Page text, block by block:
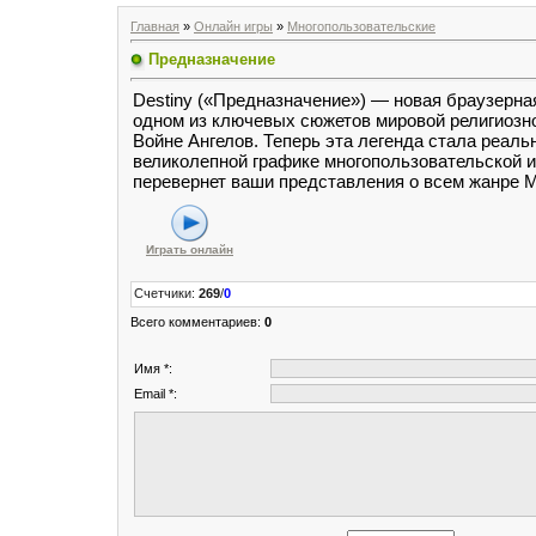
Главная » Онлайн игры » Многопользовательские
Предназначение
Destiny («Предназначение») — новая
одном из ключевых сюжетов мировой
Войне Ангелов. Теперь эта легенда стала
великолепной графике многопользовательской
перевернет ваши представления о всем жанре
Играть онлайн
Счетчики: 269/0
Всего комментариев: 0
Имя *:
Email *: